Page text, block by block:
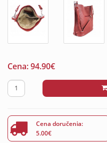
Cena:94.90€
Cena doručenia:
5.00€